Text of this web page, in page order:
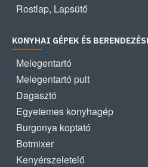
Rostlap, Lapsütő
KONYHAI GÉPEK ÉS
Melegentartó
Melegentartó pult
Dagasztó
Egyetemes konyhagép
Burgonya koptató
Botmixer
Kenyérszeletelő